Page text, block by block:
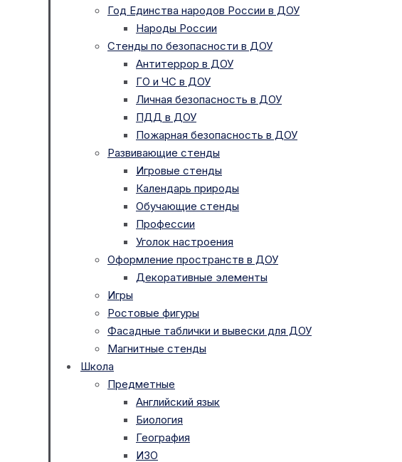
Год Единства народов России в ДОУ
Народы России
Стенды по безопасности в ДОУ
Антитеррор в ДОУ
ГО и ЧС в ДОУ
Личная безопасность в ДОУ
ПДД в ДОУ
Пожарная безопасность в ДОУ
Развивающие стенды
Игровые стенды
Календарь природы
Обучающие стенды
Профессии
Уголок настроения
Оформление пространств в ДОУ
Декоративные элементы
Игры
Ростовые фигуры
Фасадные таблички и вывески для ДОУ
Магнитные стенды
Школа
Предметные
Английский язык
Биология
География
ИЗО